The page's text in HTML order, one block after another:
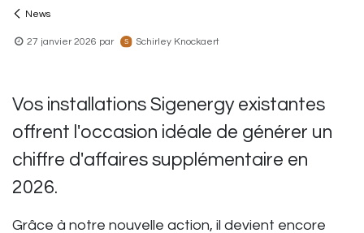
News
27 janvier 2026 par Schirley Knockaert
Vos installations Sigenergy existantes
offrent l'occasion idéale de générer un
chiffre d'affaires supplémentaire en
2026.
Grâce à notre nouvelle action, il devient encore